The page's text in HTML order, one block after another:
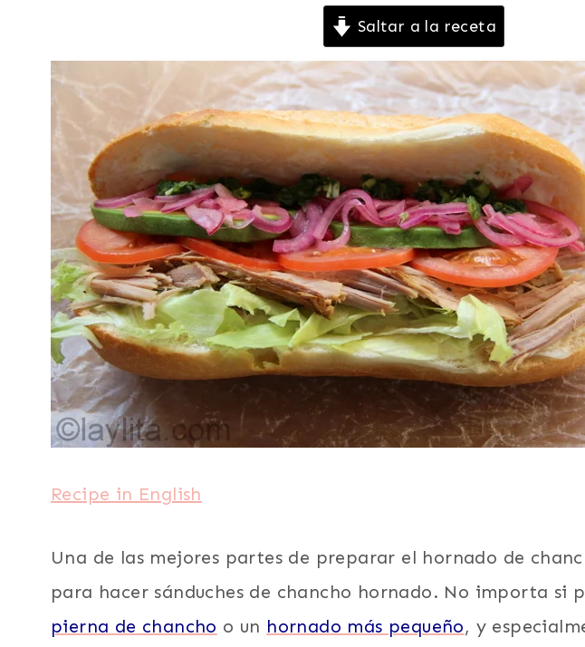
|
RECETAS
SOBRAS
RESTOS
DE
COMIDA
SANDUCHES
Saltar a la receta
Recipe in English
Una de las mejores partes de preparar el hornado de
para hacer sánduches de chancho hornado. No importa si
pierna de chancho o un hornado más pequeño, y